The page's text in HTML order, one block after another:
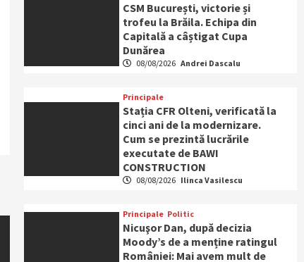
CSM București, victorie și
trofeu la Brăila. Echipa din
Capitală a câștigat Cupa
Dunărea
08/08/2026 Andrei Dascalu
Principale
Stația CFR Olteni, verificată la
cinci ani de la modernizare.
Cum se prezintă lucrările
executate de BAWI
CONSTRUCTION
08/08/2026 Ilinca Vasilescu
Principale Politic
Nicuşor Dan, după decizia
Moody’s de a menține ratingul
României: Mai avem mult de